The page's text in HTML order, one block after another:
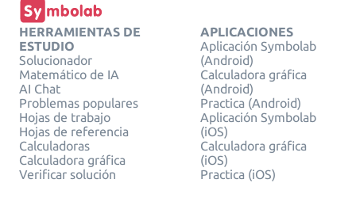
HERRAMIENTAS DE
ESTUDIO
Solucionador
Matemático de IA
AI Chat
Problemas populares
Hojas de trabajo
Hojas de referencia
Calculadoras
Calculadora gráfica
Verificar solución
APLICACIONES
Aplicación Symbolab
(Android)
Calculadora gráfica
(Android)
Practica (Android)
Aplicación Symbolab
(iOS)
Calculadora gráfica
(iOS)
Practica (iOS)